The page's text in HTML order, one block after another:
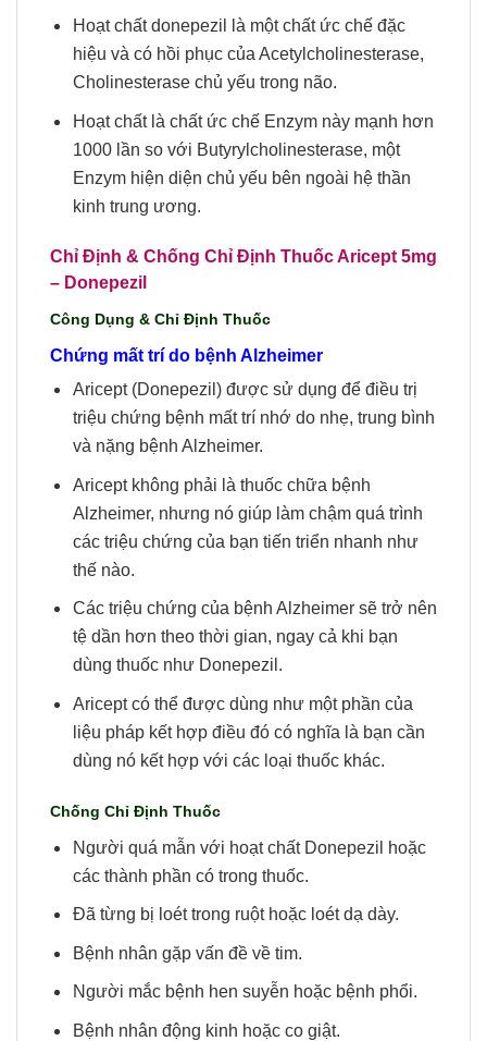
Hoạt chất donepezil là một chất ức chế đặc
hiệu và có hồi phục của Acetylcholinesterase,
Cholinesterase chủ yếu trong não.
Hoạt chất là chất ức chế Enzym này mạnh hơn
1000 lần so với Butyrylcholinesterase, một
Enzym hiện diện chủ yếu bên ngoài hệ thần
kinh trung ương.
Chỉ Định & Chống Chỉ Định Thuốc Aricept 5mg
– Donepezil
Công Dụng & Chỉ Định Thuốc
Chứng mất trí do bệnh Alzheimer
Aricept (Donepezil) được sử dụng để điều trị
triệu chứng bệnh mất trí nhớ do nhẹ, trung bình
và nặng bệnh Alzheimer.
Aricept không phải là thuốc chữa bệnh
Alzheimer, nhưng nó giúp làm chậm quá trình
các triệu chứng của bạn tiến triển nhanh như
thế nào.
Các triệu chứng của bệnh Alzheimer sẽ trở nên
tệ dần hơn theo thời gian, ngay cả khi bạn
dùng thuốc như Donepezil.
Aricept có thể được dùng như một phần của
liệu pháp kết hợp điều đó có nghĩa là bạn cần
dùng nó kết hợp với các loại thuốc khác.
Chống Chỉ Định Thuốc
Người quá mẫn với hoạt chất Donepezil hoặc
các thành phần có trong thuốc.
Đã từng bị loét trong ruột hoặc loét dạ dày.
Bệnh nhân gặp vấn đề về tim.
Người mắc bệnh hen suyễn hoặc bệnh phổi.
Bệnh nhân động kinh hoặc co giật.